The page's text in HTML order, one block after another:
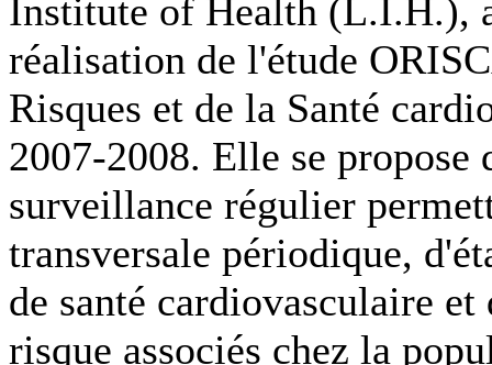
Institute of Health (L.I.H.),
réalisation de l'étude
Risques et de la Santé
2007-2008. Elle se propose
surveillance régulier
transversale périodique,
de santé cardiovasculaire
risque associés chez la